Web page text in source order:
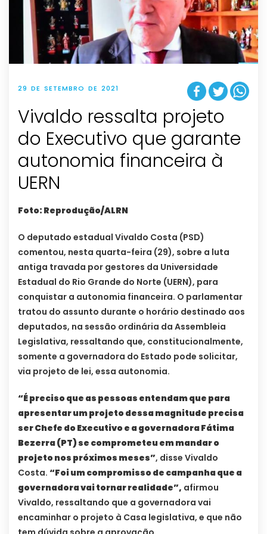
29 DE SETEMBRO DE 2021
Vivaldo ressalta projeto
do Executivo que garante
autonomia financeira à
UERN
Foto: Reprodução/ALRN
O deputado estadual Vivaldo Costa (PSD)
comentou, nesta quarta-feira (29), sobre a luta
antiga travada por gestores da Universidade
Estadual do Rio Grande do Norte (UERN), para
conquistar a autonomia financeira. O parlamentar
tratou do assunto durante o horário destinado aos
deputados, na sessão ordinária da Assembleia
Legislativa, ressaltando que, constitucionalmente,
somente a governadora do Estado pode solicitar,
via projeto de lei, essa autonomia.
“É preciso que as pessoas entendam que para
apresentar um projeto dessa magnitude precisa
ser Chefe do Executivo e a governadora Fátima
Bezerra (PT) se comprometeu em mandar o
projeto nos próximos meses”, disse Vivaldo
Costa. “Foi um compromisso de campanha que a
governadora vai tornar realidade”, afirmou
Vivaldo, ressaltando que a governadora vai
encaminhar o projeto à Casa legislativa, e que não